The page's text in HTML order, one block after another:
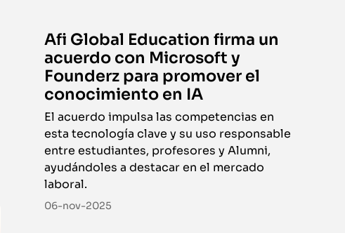
Afi Global Education firma un
acuerdo con Microsoft y
Founderz para promover el
conocimiento en IA
El acuerdo impulsa las competencias en
esta tecnología clave y su uso responsable
entre estudiantes, profesores y Alumni,
ayudándoles a destacar en el mercado
laboral.
06-nov-2025